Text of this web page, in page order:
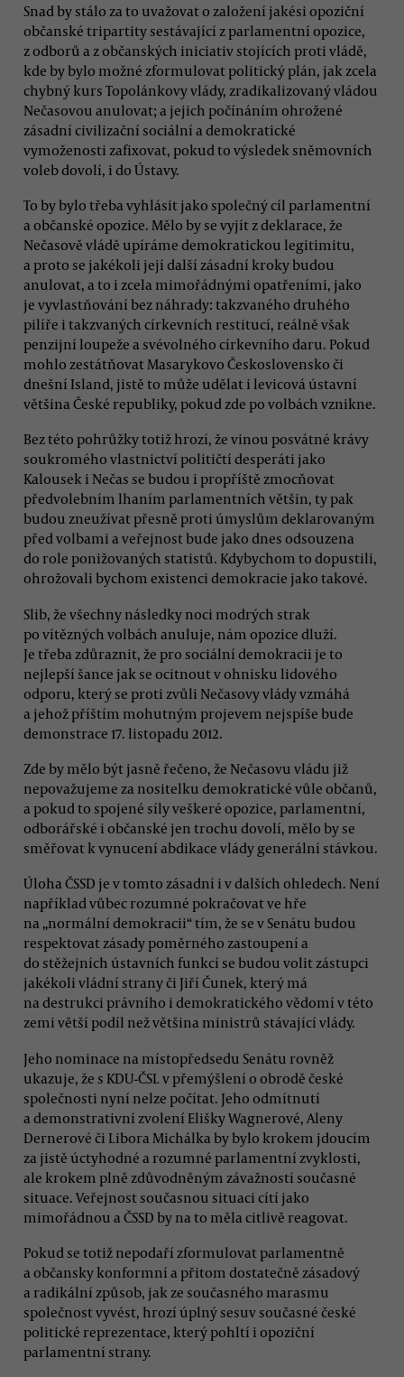
Snad by stálo za to uvažovat o založení jakési opoziční
občanské tripartity sestávající z parlamentní opozice,
z odborů a z občanských iniciativ stojících proti vládě,
kde by bylo možné zformulovat politický plán, jak zcela
chybný kurs Topolánkovy vlády, zradikalizovaný vládou
Nečasovou anulovat; a jejich počínáním ohrožené
zásadní civilizační sociální a demokratické
vymoženosti zafixovat, pokud to výsledek sněmovních
voleb dovolí, i do Ústavy.
To by bylo třeba vyhlásit jako společný cíl parlamentní
a občanské opozice. Mělo by se vyjít z deklarace, že
Nečasově vládě upíráme demokratickou legitimitu,
a proto se jakékoli její další zásadní kroky budou
anulovat, a to i zcela mimořádnými opatřeními, jako
je vyvlastňování bez náhrady: takzvaného druhého
pilíře i takzvaných církevních restitucí, reálně však
penzijní loupeže a svévolného církevního daru. Pokud
mohlo zestátňovat Masarykovo Československo či
dnešní Island, jistě to může udělat i levicová ústavní
většina České republiky, pokud zde po volbách vznikne.
Bez této pohrůžky totiž hrozí, že vinou posvátné krávy
soukromého vlastnictví političtí desperáti jako
Kalousek i Nečas se budou i propříště zmocňovat
předvolebním lhaním parlamentních většin, ty pak
budou zneužívat přesně proti úmyslům deklarovaným
před volbami a veřejnost bude jako dnes odsouzena
do role ponižovaných statistů. Kdybychom to dopustili,
ohrožovali bychom existenci demokracie jako takové.
Slib, že všechny následky noci modrých strak
po vítězných volbách anuluje, nám opozice dluží.
Je třeba zdůraznit, že pro sociální demokracii je to
nejlepší šance jak se ocitnout v ohnisku lidového
odporu, který se proti zvůli Nečasovy vlády vzmáhá
a jehož příštím mohutným projevem nejspíše bude
demonstrace 17. listopadu 2012.
Zde by mělo být jasně řečeno, že Nečasovu vládu již
nepovažujeme za nositelku demokratické vůle občanů,
a pokud to spojené síly veškeré opozice, parlamentní,
odborářské i občanské jen trochu dovolí, mělo by se
směřovat k vynucení abdikace vlády generální stávkou.
Úloha ČSSD je v tomto zásadní i v dalších ohledech. Není
například vůbec rozumné pokračovat ve hře
na „normální demokracii“ tím, že se v Senátu budou
respektovat zásady poměrného zastoupení a
do stěžejních ústavních funkcí se budou volit zástupci
jakékoli vládní strany či Jiří Čunek, který má
na destrukci právního i demokratického vědomí v této
zemi větší podíl než většina ministrů stávající vlády.
Jeho nominace na místopředsedu Senátu rovněž
ukazuje, že s KDU-ČSL v přemýšlení o obrodě české
společnosti nyní nelze počítat. Jeho odmítnutí
a demonstrativní zvolení Elišky Wagnerové, Aleny
Dernerové či Libora Michálka by bylo krokem jdoucím
za jistě úctyhodné a rozumné parlamentní zvyklosti,
ale krokem plně zdůvodněným závažností současné
situace. Veřejnost současnou situaci cítí jako
mimořádnou a ČSSD by na to měla citlivě reagovat.
Pokud se totiž nepodaří zformulovat parlamentně
a občansky konformní a přitom dostatečně zásadový
a radikální způsob, jak ze současného marasmu
společnost vyvést, hrozí úplný sesuv současné české
politické reprezentace, který pohltí i opoziční
parlamentní strany.